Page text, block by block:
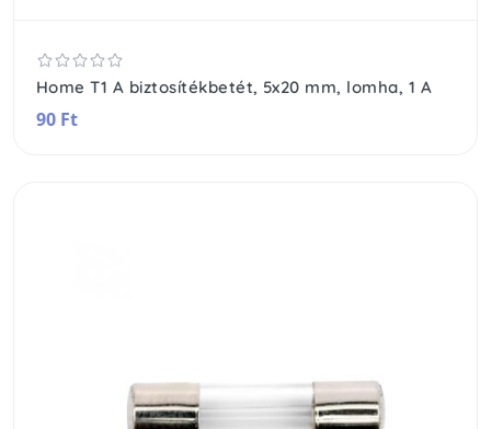
Home T1 A biztosítékbetét, 5x20 mm, lomha, 1 A
90 Ft